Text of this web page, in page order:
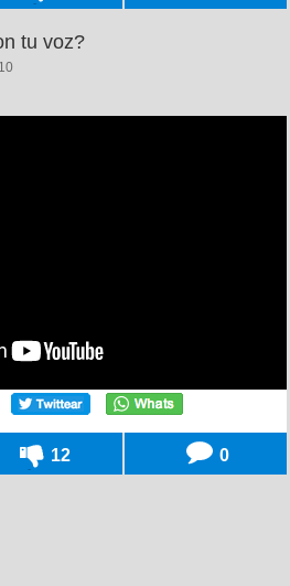
tu voz?
12 0